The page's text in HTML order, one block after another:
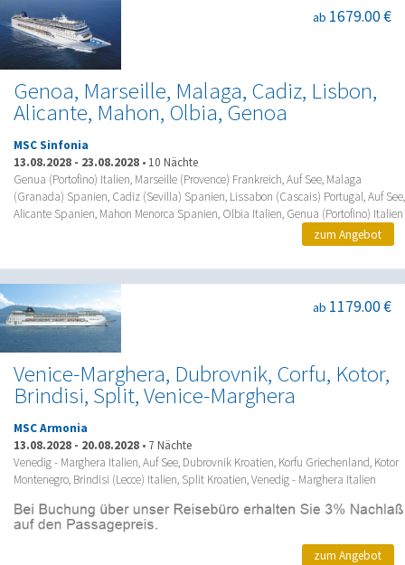
Genoa, Marseille, Malaga, Cadiz, Lisbon,
Alicante, Mahon, Olbia, Genoa
ab 1679.00 €
MSC Sinfonia
13.08.2028 - 23.08.2028 • 10 Nächte
Genua (Portofino) Italien, Marseille (Provence) Frankreich, Auf See, Malaga
(Granada) Spanien, Cadiz (Sevilla) Spanien, Lissabon (Cascais) Portugal, Auf See,
Alicante Spanien, Mahon Menorca Spanien, Olbia Italien, Genua (Portofino) Italien
zum Angebot
Venice-Marghera, Dubrovnik, Corfu, Kotor,
Brindisi, Split, Venice-Marghera
ab 1179.00 €
MSC Armonia
13.08.2028 - 20.08.2028 • 7 Nächte
Venedig - Marghera Italien, Auf See, Dubrovnik Kroatien, Korfu Griechenland, Kotor
Montenegro, Brindisi (Lecce) Italien, Split Kroatien, Venedig - Marghera Italien
zum Angebot